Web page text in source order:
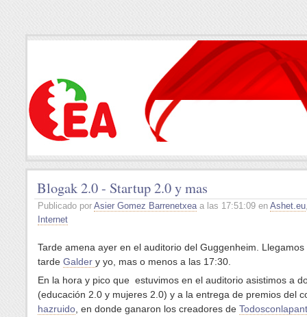
Blogak 2.0 - Startup 2.0 y mas
Publicado por Asier Gomez Barrenetxeaa las 17:51:09 en Ashet.eu
Internet
Tarde amena ayer en el auditorio del Guggenheim. Llegamos
tarde Galder y yo, mas o menos a las 17:30.
En la hora y pico que estuvimos en el auditorio asistimos a
(educación 2.0 y mujeres 2.0) y a la entrega de premios del
hazruido , en donde ganaron los creadores de